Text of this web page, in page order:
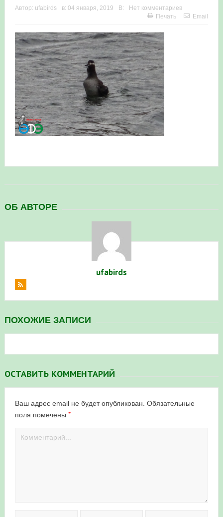
Уралсиба в Уфе в 2026 г.
проекте «Развитие программы мониторинга
численности птиц в европейской части России»
«Весенняя перекличка-2026» — 11-20 мая 2026
Мониторинг орнитофауны на постоянных маршрутах
в Республике Башкортостан в 2026 году
Автор: ufabirds в: 04 января, 2019 В:
Нет комментариев
Печать
Email
ОБ АВТОРЕ
ufabirds
ПОХОЖИЕ ЗАПИСИ
ОСТАВИТЬ КОММЕНТАРИЙ
Ваш адрес email не будет опубликован. Обязательные
поля помечены *